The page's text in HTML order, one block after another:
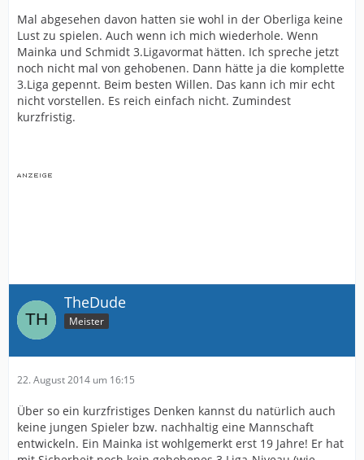
Mal abgesehen davon hatten sie wohl in der Oberliga keine
Lust zu spielen. Auch wenn ich mich wiederhole. Wenn
Mainka und Schmidt 3.Ligavormat hätten. Ich spreche jetzt
noch nicht mal von gehobenen. Dann hätte ja die komplette
3.Liga gepennt. Beim besten Willen. Das kann ich mir echt
nicht vorstellen. Es reich einfach nicht. Zumindest
kurzfristig.
TheDude
Meister
22. August 2014 um 16:15
Über so ein kurzfristiges Denken kannst du natürlich auch
keine jungen Spieler bzw. nachhaltig eine Mannschaft
entwickeln. Ein Mainka ist wohlgemerkt erst 19 Jahre! Er hat